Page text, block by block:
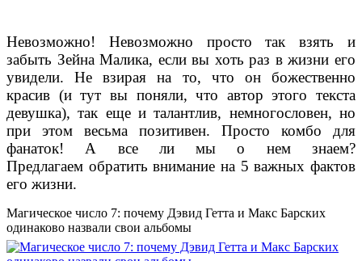
Невозможно! Невозможно просто так взять и
забыть Зейна Малика, если вы хоть раз в жизни его
увидели. Не взирая на то, что он божественно
красив (и тут вы поняли, что автор этого текста
девушка), так еще и талантлив, немногословен, но
при этом весьма позитивен. Просто комбо для
фанаток! А все ли мы о нем знаем?
Предлагаем обратить внимание на 5 важных фактов
его жизни.
Магическое число 7: почему Дэвид Гетта и Макс Барских
одинаково назвали свои альбомы